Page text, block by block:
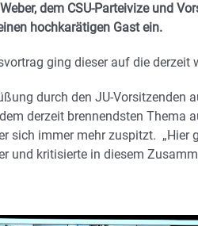
dem CSU-Parteivize und
hochkarätigen Gast ein.
ging dieser auf die
durch den JU-Vorsitzenden
derzeit brennendsten Thema
sich immer mehr zuspitzt. „Hier
und kritisierte in diesem